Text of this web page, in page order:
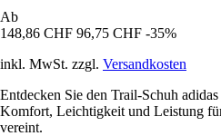
Ab
148,86 CHF 96,75 CHF -35%
inkl. MwSt. zzgl. Versandkosten
Entdecken Sie den Trail-Schuh
Komfort, Leichtigkeit und Leistung
vereint.